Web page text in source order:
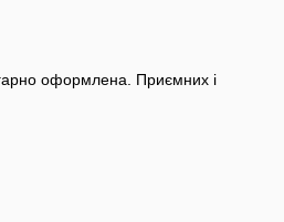
гарно оформлена. Приємних і